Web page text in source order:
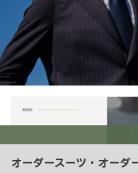
オーダースーツ・オーダ